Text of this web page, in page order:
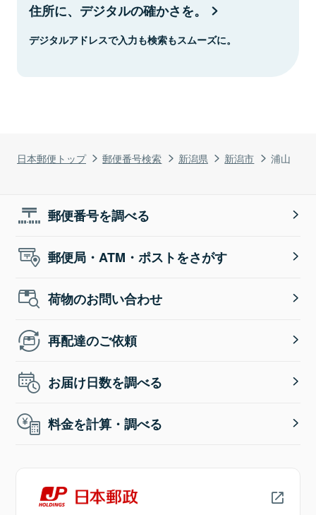
日本郵便トップ 郵便番号検索 新潟県 新潟市 浦山
住所に、デジタルの確かさを。
デジタルアドレスで入力も検索もスムーズに。
郵便番号を調べる
郵便局・ATM・ポストをさがす
荷物のお問い合わせ
再配達のご依頼
お届け日数を調べる
料金を計算・調べる